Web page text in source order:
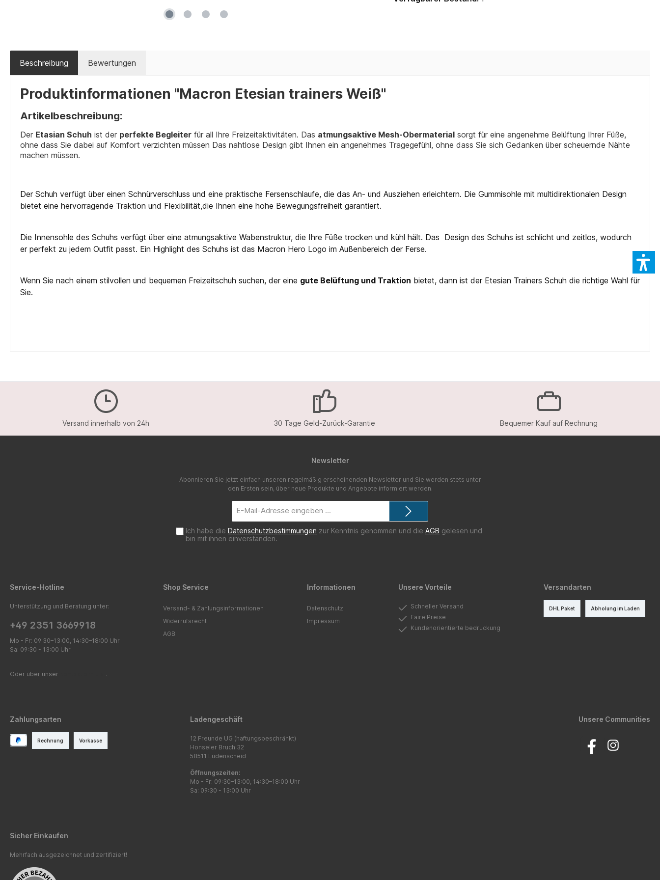
Beschreibung Bewertungen
Produktinformationen "Macron Etesian trainers Weiß"
Artikelbeschreibung:
Der Etasian Schuh ist der perfekte Begleiter für all Ihre Freizeitaktivitäten. Das atmungsaktive Mesh-Obermaterial sorgt für eine angenehme Belüftung Ihrer Füße,
ohne dass Sie dabei auf Komfort verzichten müssen Das nahtlose Design gibt Ihnen ein angenehmes Tragegefühl, ohne dass Sie sich Gedanken über scheuernde Nähte
machen müssen.
Der Schuh verfügt über einen Schnürverschluss und eine praktische Fersenschlaufe, die das An- und Ausziehen erleichtern. Die Gummisohle mit multidirektionalen Design
bietet eine hervorragende Traktion und Flexibilität,die Ihnen eine hohe Bewegungsfreiheit garantiert.
Die Innensohle des Schuhs verfügt über eine atmungsaktive Wabenstruktur, die Ihre Füße trocken und kühl hält. Das Design des Schuhs ist schlicht und zeitlos, wodurch
er perfekt zu jedem Outfit passt. Ein Highlight des Schuhs ist das Macron Hero Logo im Außenbereich der Ferse.
Wenn Sie nach einem stilvollen und bequemen Freizeitschuh suchen, der eine gute Belüftung und Traktion bietet, dann ist der Etesian Trainers Schuh die richtige Wahl für
Sie.
Versand innerhalb von 24h 30 Tage Geld-Zurück-Garantie Bequemer Kauf auf Rechnung
Newsletter
Abonnieren Sie jetzt einfach unseren regelmäßig erscheinenden Newsletter und Sie werden stets unter
den Ersten sein, über neue Produkte und Angebote informiert werden.
Mail-
Adresse*
Ich habe die Datenschutzbestimmungen zur Kenntnis genommen und die AGB gelesen und
bin mit ihnen einverstanden.
Service-Hotline
Unterstützung und Beratung unter:
+49 2351 3669918
Mo - Fr: 09:30–13:00, 14:30–18:00 Uhr
Sa: 09:30 - 13:00 Uhr
Oder über unser .
Shop Service
Versand- & Zahlungsinformationen
Widerrufsrecht
AGB
Informationen
Datenschutz
Impressum
Unsere Vorteile
Schneller Versand
Faire Preise
Kundenorientierte bedruckung
Versandarten
DHL Paket Abholung im Laden
Unsere Communities
Facebook Instagram
Zahlungsarten
Rechnung Vorkasse
Ladengeschäft
12 Freunde UG (haftungsbeschränkt)
Honseler Bruch 32
58511 Lüdenscheid
Öffnungszeiten:
Mo - Fr: 09:30–13:00, 14:30–18:00 Uhr
Sa: 09:30 - 13:00 Uhr
Sicher Einkaufen
Mehrfach ausgezeichnet und zertifiziert!